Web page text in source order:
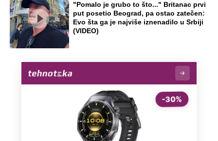
"Pomalo je grubo to što..." Britanac prvi
put posetio Beograd, pa ostao zatečen:
Evo šta ga je najviše iznenadilo u Srbiji
(VIDEO)